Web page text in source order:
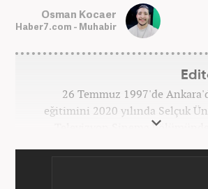
Osman Kocaer
Haber7.com - Muhabir
26 Temmuz 1997'de
eğitimini 2020 yılında Selçuk
Televizyon Sinema